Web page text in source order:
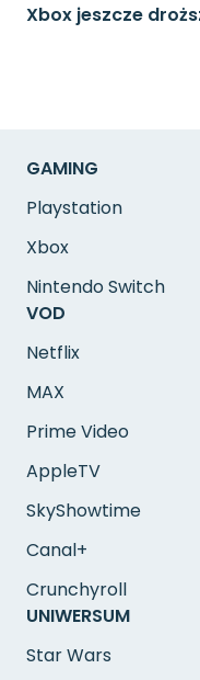
Xbox jeszcze
GAMING
Playstation
Xbox
Nintendo Switch
VOD
Netflix
MAX
Prime Video
AppleTV
SkyShowtime
Canal+
Crunchyroll
UNIWERSUM
Star Wars